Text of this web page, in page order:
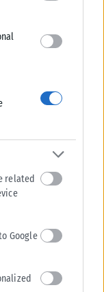
related
Google
το